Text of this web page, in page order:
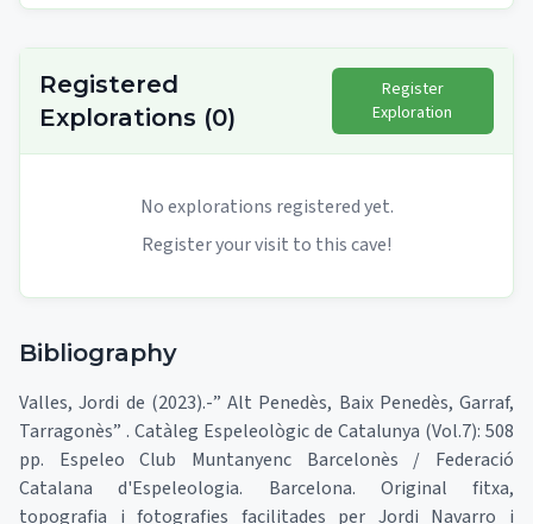
Registered
Explorations (0)
Register
Exploration
No explorations registered yet.
Register your visit to this cave!
Bibliography
Valles, Jordi de (2023).-” Alt Penedès, Baix Penedès, Garraf,
Tarragonès” . Catàleg Espeleològic de Catalunya (Vol.7): 508
pp. Espeleo Club Muntanyenc Barcelonès / Federació
Catalana d'Espeleologia. Barcelona. Original fitxa,
topografia i fotografies facilitades per Jordi Navarro i